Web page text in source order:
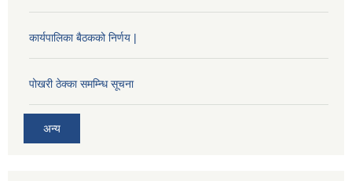
कार्यपालिका बैठकको निर्णय |
पोखरी ठेक्का समम्न्धि सूचना
अन्य